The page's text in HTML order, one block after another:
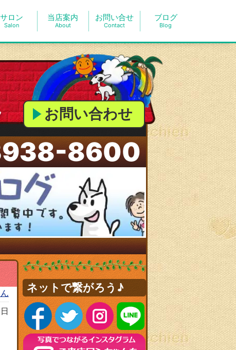
サロン
Salon
当店案内
About
お問い合せ
Contact
ブログ
Blog
お問い合わせ
8600
ネットで繋がろう♪